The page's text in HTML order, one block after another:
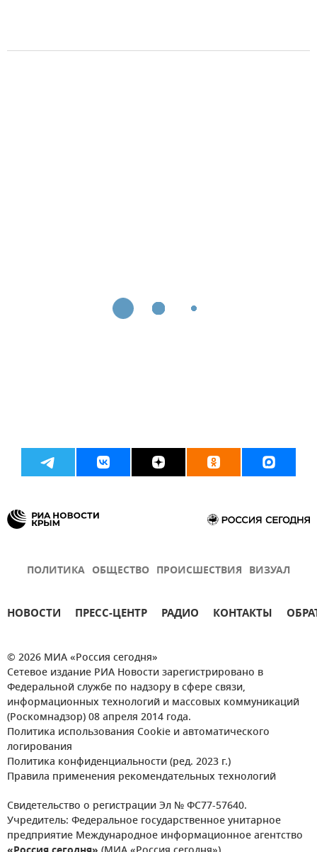
ПОЛИТИКА ОБЩЕСТВО ПРОИСШЕСТВИЯ ВИЗУАЛ
НОВОСТИ ПРЕСС-ЦЕНТР РАДИО КОНТАКТЫ
© 2026 МИА «Россия сегодня»
Сетевое издание РИА Новости зарегистрировано в
Федеральной службе по надзору в сфере связи,
информационных технологий и массовых коммуникаций
(Роскомнадзор) 08 апреля 2014 года.
Политика использования Cookie и автоматического
логирования
Политика конфиденциальности (ред. 2023 г.)
Правила применения рекомендательных технологий
Свидетельство о регистрации Эл № ФС77-57640.
Учредитель: Федеральное государственное унитарное
предприятие Международное информационное агентство